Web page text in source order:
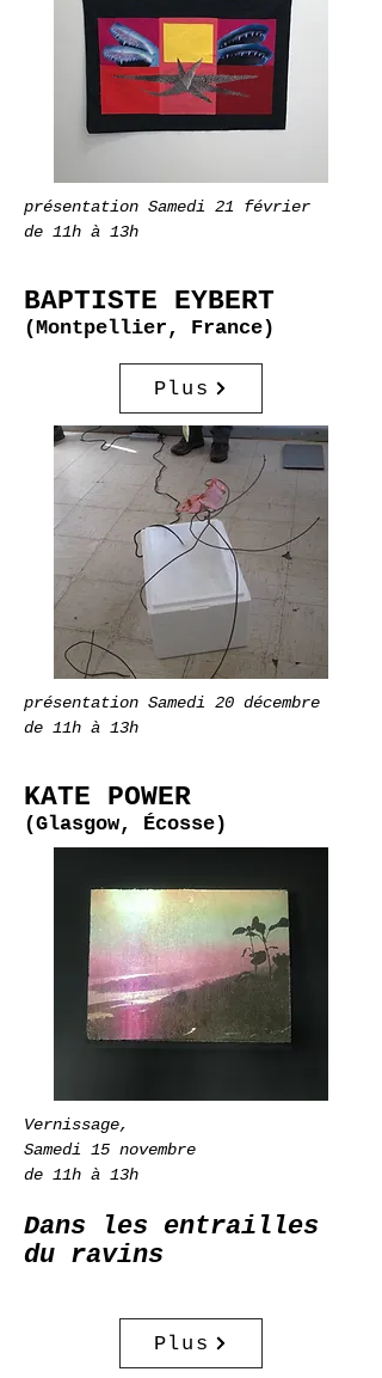
présentation Samedi 21 février
de 11h à 13h
BAPTISTE EYBERT
(Montpellier, France)
Plus
présentation Samedi 20 décembre
de 11h à 13h
KATE POWER
(Glasgow, Écosse)
Vernissage,
Samedi 15 novembre
de 11h à 13h
Dans les entrailles
du ravins
Plus